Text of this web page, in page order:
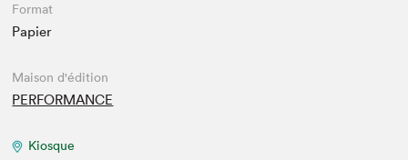
Format
Papier
Maison d'édition
PERFORMANCE
Kiosque